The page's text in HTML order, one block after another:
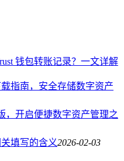
钱包转账记录？一文详解
指南，安全存储数字资产
，开启便捷数字资产管理之
填写的含义2026-02-03